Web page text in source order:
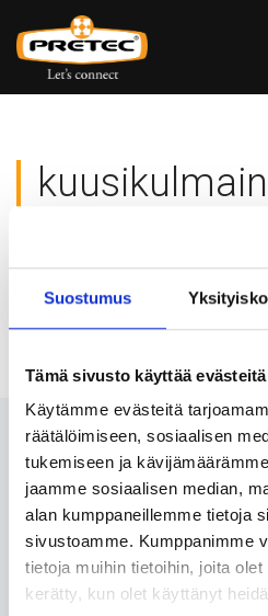
Suostumus
Tämä sivusto käyttää evästeitä
Käytämme evästeitä
räätälöimiseen, sosiaalisen
tukemiseen ja
jaamme sosiaalisen median,
alan kumppaneillemme tietoja
sivustoamme. Kumppanimme
tietoja muihin tietoihin, joita
kerätty, kun olet käyttänyt
Siirry
suoraan
Valitun kaltaisia tuotteita ei
Ota meihin
Monipuolisesta
projektiisi sopivat tuotteet
listaamattomien tuotteiden
toimitusverkostomme